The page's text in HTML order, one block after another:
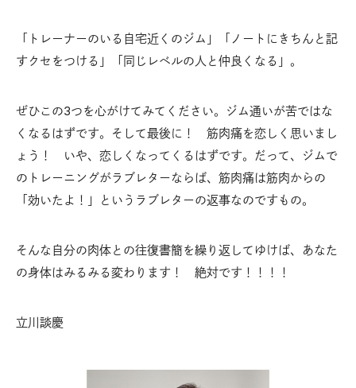
「トレーナーのいる自宅近くのジム」「ノートにきちんと記
すクセをつける」「同じレベルの人と仲良くなる」。
ぜひこの3つを心がけてみてください。ジム通いが苦ではな
くなるはずです。そして最後に！ 筋肉痛を恋しく思いまし
ょう！ いや、恋しくなってくるはずです。だって、ジムで
のトレーニングがラブレターならば、筋肉痛は筋肉からの
「効いたよ！」というラブレターの返事なのですもの。
そんな自分の肉体との往復書簡を繰り返してゆけば、あなた
の身体はみるみる変わります！ 絶対です！！！！
立川談慶